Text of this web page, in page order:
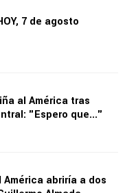
7 de agosto
al América tras
"Espero que..."
abriría a dos